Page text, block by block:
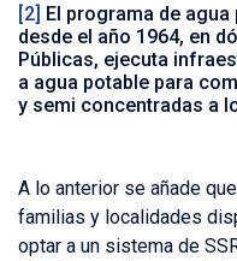
[2] El programa de
desde el año 1964, en
Públicas, ejecuta
a agua potable para
y semi concentradas a
A lo anterior se añade
familias y localidades
optar a un sistema de